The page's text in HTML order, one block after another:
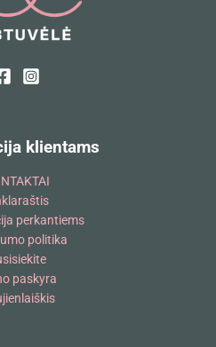
klientams
perkantiems
politika
paskyra